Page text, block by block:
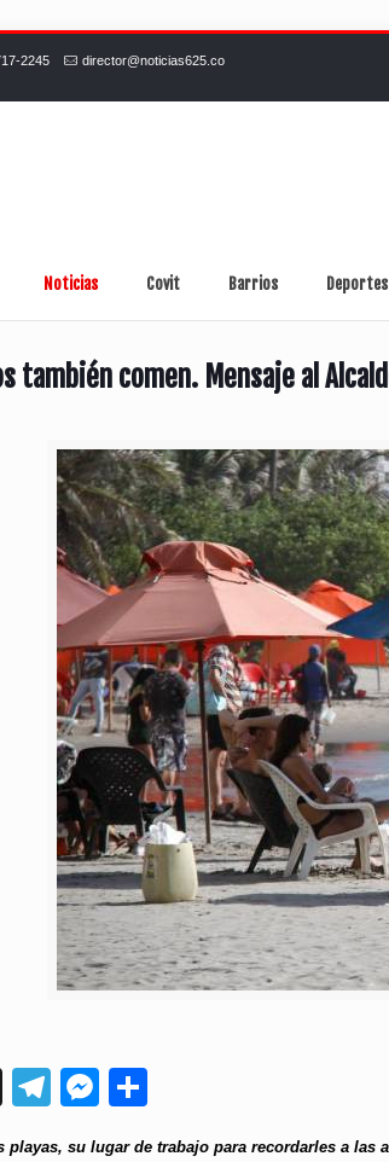
2245 director@noticias625.co
Noticias Covit Barrios Deportes
también comen. Mensaje al
X Telegram
Messenger
playas, su lugar de trabajo para recordarles a